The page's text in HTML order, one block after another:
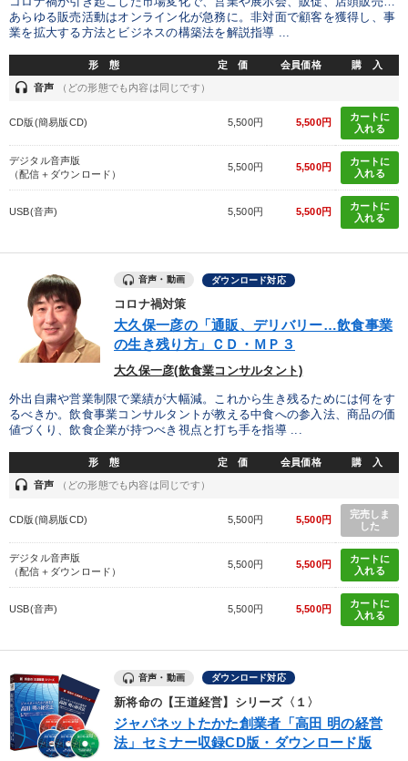
あらゆる販売活動はオンライン化が急務に。非対面で顧客を獲得し、事
業を拡大する方法とビジネスの構築法を解説指導 ...
形 態 定 価 会員価格 購 入
headset 音声 （どの形態でも内容は同じです）
CD版(簡易版CD) 5,500円 5,500円
カートに
入れる
デジタル音声版
（配信＋ダウンロード）
5,500円 5,500円
カートに
入れる
USB(音声) 5,500円 5,500円
カートに
入れる
音声・動画 ダウンロード対応
コロナ禍対策
大久保一彦の「通販、デリバリー…飲食事業
の生き残り方」ＣＤ・ＭＰ３
大久保一彦(飲食業コンサルタント)
外出自粛や営業制限で業績が大幅減。これから生き残るためには何をす
るべきか。飲食事業コンサルタントが教える中食への参入法、商品の価
値づくり、飲食企業が持つべき視点と打ち手を指導 ...
形 態 定 価 会員価格 購 入
headset 音声 （どの形態でも内容は同じです）
CD版(簡易版CD) 5,500円 5,500円
完売しま
した
デジタル音声版
（配信＋ダウンロード）
5,500円 5,500円
カートに
入れる
USB(音声) 5,500円 5,500円
カートに
入れる
音声・動画 ダウンロード対応
新将命の【王道経営】シリーズ〈１〉
ジャパネットたかた創業者「高田 明の経営
法」セミナー収録CD版・ダウンロード版